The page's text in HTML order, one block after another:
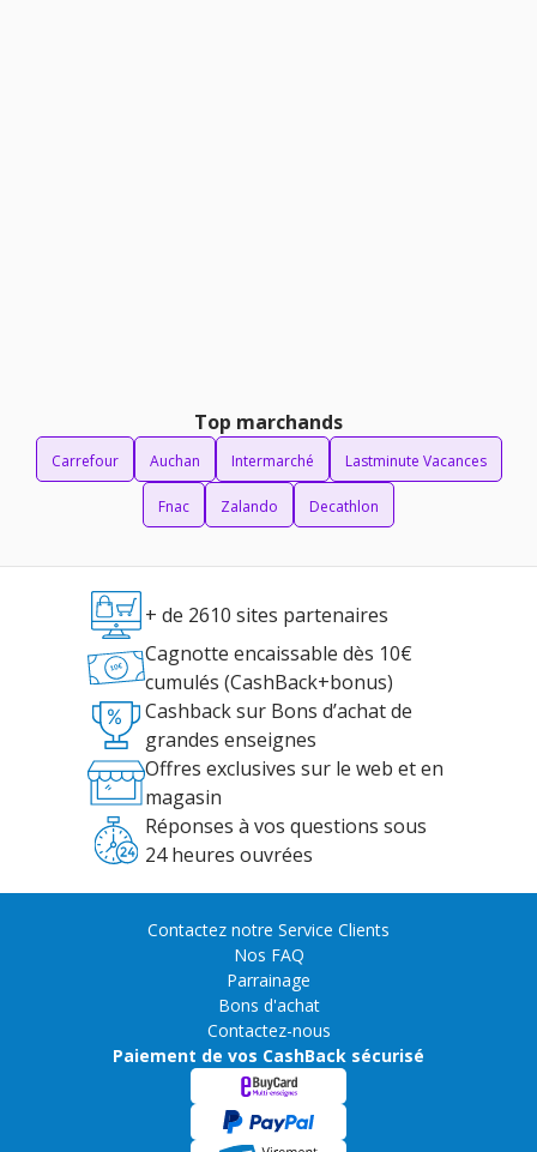
Top marchands
Carrefour Auchan Intermarché Lastminute Vacances
Fnac Zalando Decathlon
+ de 2610 sites partenaires
Cagnotte encaissable dès 10€
cumulés (CashBack+bonus)
Cashback sur Bons d’achat de
grandes enseignes
Offres exclusives sur le web et en
magasin
Réponses à vos questions sous
24 heures ouvrées
Contactez notre Service Clients
Nos FAQ
Parrainage
Bons d'achat
Contactez-nous
Paiement de vos CashBack sécurisé